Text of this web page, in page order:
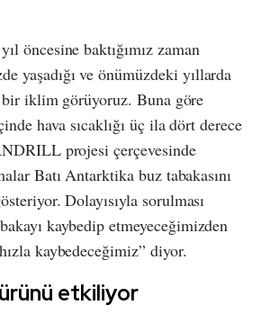
öncesine baktığımız zaman
yaşadığı ve önümüzdeki yıllarda
bir iklim görüyoruz. Buna göre
hava sıcaklığı üç ila dört derece
projesi çerçevesinde
Batı Antarktika buz tabakasını
Dolayısıyla sorulması
kaybedip etmeyeceğimizden
kaybedeceğimiz” diyor.
etkiliyor